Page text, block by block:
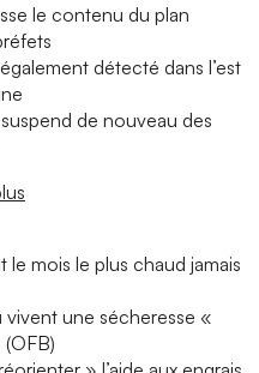
le contenu du plan
détecté dans l’est
de nouveau des
mois le plus chaud jamais
vivent une sécheresse «